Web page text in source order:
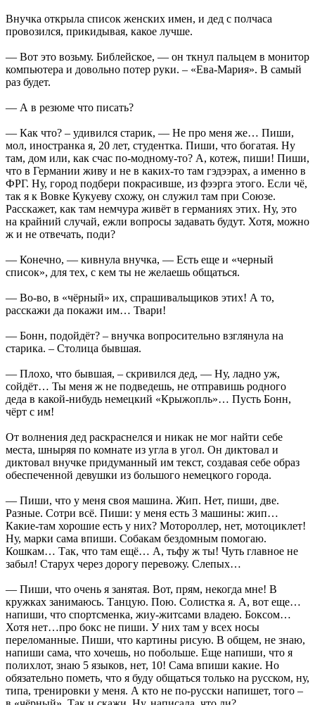
Внучка открыла список женских имен, и дед с полчаса
провозился, прикидывая, какое лучше.
— Вот это возьму. Библейское, — он ткнул пальцем в монитор
компьютера и довольно потер руки. – «Ева-Мария». В самый
раз будет.
— А в резюме что писать?
— Как что? – удивился старик, — Не про меня же… Пиши,
мол, иностранка я, 20 лет, студентка. Пиши, что богатая. Ну
там, дом или, как счас по-модному-то? А, котеж, пиши! Пиши,
что в Германии живу и не в каких-то там гэдээрах, а именно в
ФРГ. Ну, город подбери покрасивше, из фээрга этого. Если чё,
так я к Вовке Кукуеву схожу, он служил там при Союзе.
Расскажет, как там немчура живёт в германиях этих. Ну, это
на крайний случай, ежли вопросы задавать будут. Хотя, можно
ж и не отвечать, поди?
— Конечно, — кивнула внучка, — Есть еще и «черный
список», для тех, с кем ты не желаешь общаться.
— Во-во, в «чёрный» их, спрашивальщиков этих! А то,
расскажи да покажи им… Твари!
— Бонн, подойдёт? – внучка вопросительно взглянула на
старика. – Столица бывшая.
— Плохо, что бывшая, – скривился дед, — Ну, ладно уж,
сойдёт… Ты меня ж не подведешь, не отправишь родного
деда в какой-нибудь немецкий «Крыжопль»… Пусть Бонн,
чёрт с им!
От волнения дед раскраснелся и никак не мог найти себе
места, шныряя по комнате из угла в угол. Он диктовал и
диктовал внучке придуманный им текст, создавая себе образ
обеспеченной девушки из большого немецкого города.
— Пиши, что у меня своя машина. Жип. Нет, пиши, две.
Разные. Сотри всё. Пиши: у меня есть 3 машины: жип…
Какие-там хорошие есть у них? Мотороллер, нет, мотоциклет!
Ну, марки сама впиши. Собакам бездомным помогаю.
Кошкам… Так, что там ещё… А, тьфу ж ты! Чуть главное не
забыл! Старух через дорогу перевожу. Слепых…
— Пиши, что очень я занятая. Вот, прям, некогда мне! В
кружках занимаюсь. Танцую. Пою. Солистка я. А, вот еще…
напиши, что спортсменка, жиу-житсами владею. Боксом…
Хотя нет…про бокс не пиши. У них там у всех носы
переломанные. Пиши, что картины рисую. В общем, не знаю,
напиши сама, что хочешь, но побольше. Еще напиши, что я
полихлот, знаю 5 языков, нет, 10! Сама впиши какие. Но
обязательно пометь, что я буду общаться только на русском, ну,
типа, тренировки у меня. А кто не по-русски напишет, того –